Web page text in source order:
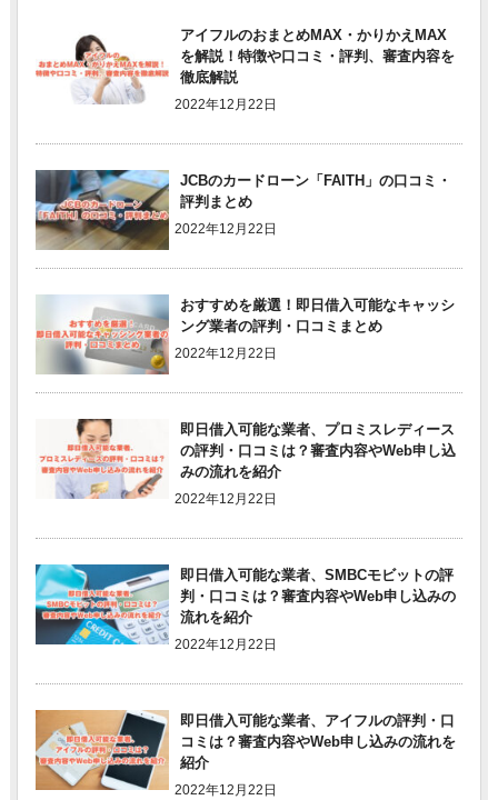
アイフルのおまとめMAX・かりかえMAX
を解説！特徴や口コミ・評判、審査内容を
徹底解説
2022年12月22日
JCBのカードローン「FAITH」の口コミ・
評判まとめ
2022年12月22日
おすすめを厳選！即日借入可能なキャッシ
ング業者の評判・口コミまとめ
2022年12月22日
即日借入可能な業者、プロミスレディース
の評判・口コミは？審査内容やWeb申し込
みの流れを紹介
2022年12月22日
即日借入可能な業者、SMBCモビットの評
判・口コミは？審査内容やWeb申し込みの
流れを紹介
2022年12月22日
即日借入可能な業者、アイフルの評判・口
コミは？審査内容やWeb申し込みの流れを
紹介
2022年12月22日